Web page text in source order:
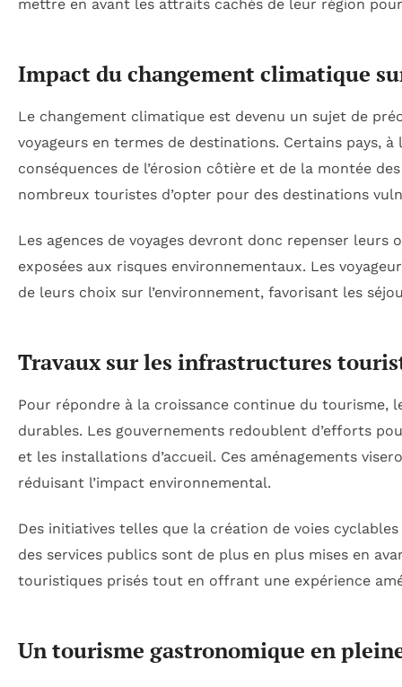
mettre en avant les attraits cachés de leur région
Impact du changement climatique
Le changement climatique est devenu un sujet de
voyageurs en termes de destinations. Certains pays,
conséquences de l’érosion côtière et de la montée
nombreux touristes d’opter pour des destinations
Les agences de voyages devront donc repenser
exposées aux risques environnementaux. Les
de leurs choix sur l’environnement, favorisant les
Travaux sur les infrastructures
Pour répondre à la croissance continue du tourisme,
durables. Les gouvernements redoublent d’efforts
et les installations d’accueil. Ces aménagements
réduisant l’impact environnemental.
Des initiatives telles que la création de voies
des services publics sont de plus en plus mises en
touristiques prisés tout en offrant une expérience
Un tourisme gastronomique en